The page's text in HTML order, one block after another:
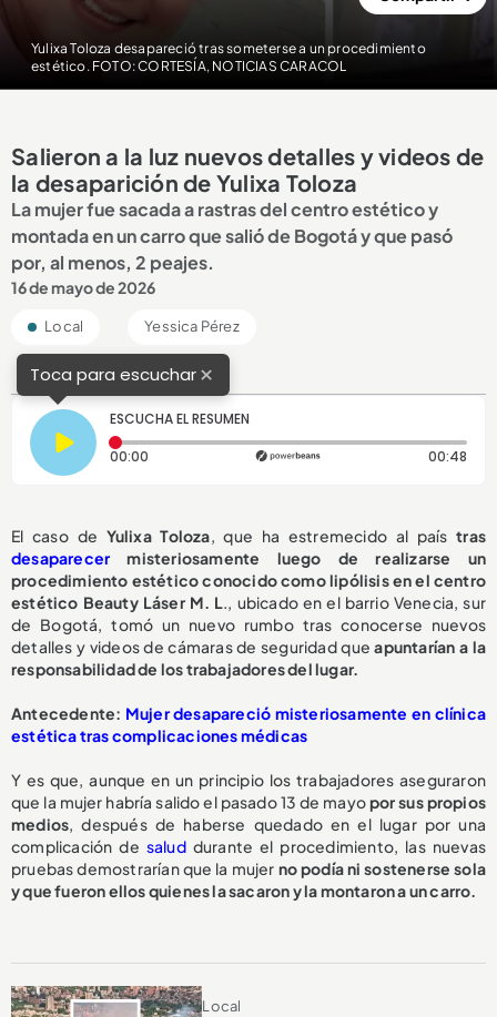
Yulixa Toloza desapareció tras someterse a un procedimiento
estético. FOTO: CORTESÍA, NOTICIAS CARACOL
Salieron a la luz nuevos detalles y videos de
la desaparición de Yulixa Toloza
La mujer fue sacada a rastras del centro estético y
montada en un carro que salió de Bogotá y que pasó
por, al menos, 2 peajes.
16 de mayo de 2026
Local Yessica Pérez
Toca para escuchar×
ESCUCHA EL RESUMEN
00:00 Tiempo transcurrido: 0 segundos 00:48
El caso de Yulixa Toloza, que ha estremecido al país tras
desaparecermisteriosamente luego de realizarse un
procedimiento estético conocido como lipólisis en el centro
estético Beauty Láser M. L., ubicado en el barrio Venecia, sur
de Bogotá, tomó un nuevo rumbo tras conocerse nuevos
detalles y videos de cámaras de seguridad queapuntarían a la
responsabilidad de los trabajadores del lugar.
Antecedente: Mujer desapareció misteriosamente en clínica
estética tras complicaciones médicas
Y es que, aunque en un principio los trabajadores aseguraron
que la mujer habría salido el pasado 13 de mayopor sus propios
medios, después de haberse quedado en el lugar por una
complicación de saluddurante el procedimiento, las nuevas
pruebas demostrarían que la mujer no podía ni sostenerse sola
y que fueron ellos quienes la sacaron y la montaron a un carro.
Local